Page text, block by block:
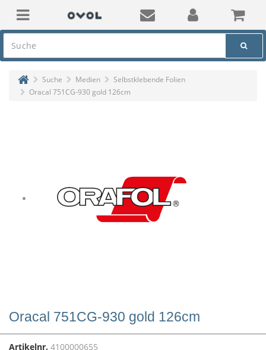
Suche Medien
Selbstklebende Folien
Oracal 751CG-930 gold 126cm
Oracal 751CG-930 gold 126cm
Artikelnr. 4100000655